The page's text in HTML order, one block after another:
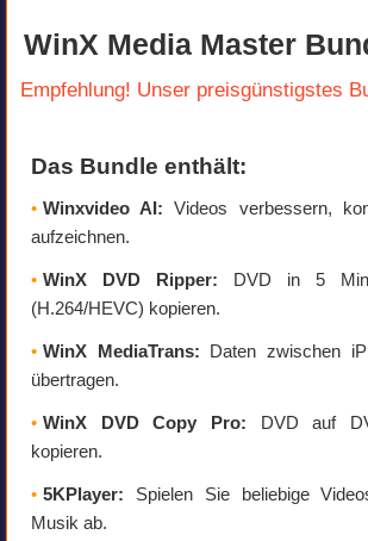
WinX Media Master
Empfehlung! Unser preisgünstigstes
Das Bundle enthält:
• Winxvideo AI: Videos verbessern,
aufzeichnen.
• WinX DVD Ripper: DVD in 5
(H.264/HEVC) kopieren.
• WinX MediaTrans: Daten zwischen
übertragen.
• WinX DVD Copy Pro: DVD auf
kopieren.
• 5KPlayer: Spielen Sie beliebige
Musik ab.